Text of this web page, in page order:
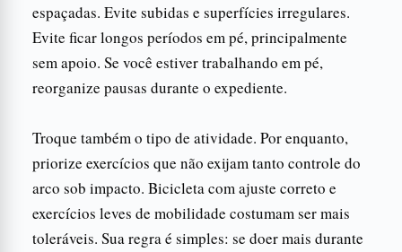
espaçadas. Evite subidas e superfícies irregulares.
Evite ficar longos períodos em pé, principalmente
sem apoio. Se você estiver trabalhando em pé,
reorganize pausas durante o expediente.
Troque também o tipo de atividade. Por enquanto,
priorize exercícios que não exijam tanto controle do
arco sob impacto. Bicicleta com ajuste correto e
exercícios leves de mobilidade costumam ser mais
toleráveis. Sua regra é simples: se doer mais durante